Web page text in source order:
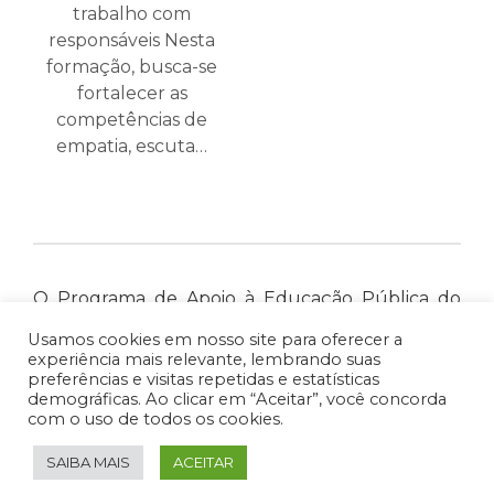
trabalho com
responsáveis Nesta
formação, busca-se
fortalecer as
competências de
empatia, escuta…
O Programa de Apoio à Educação Pública do
Instituto Reciclar tem o intuito de compartilhar
nossa expertise técnica em diversas áreas do
saber educacional com professores e
educadores das redes públicas de ensino.
Usamos cookies em nosso site para oferecer a
experiência mais relevante, lembrando suas
preferências e visitas repetidas e estatísticas
demográficas. Ao clicar em “Aceitar”, você concorda
com o uso de todos os cookies.
SAIBA MAIS ACEITAR